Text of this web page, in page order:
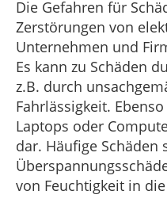
Die Gefahren für
Zerstörungen von
Unternehmen und
Es kann zu Schäden
z.B. durch
Fahrlässigkeit.
Laptops oder
dar. Häufige Schäden
von Feuchtigkeit in